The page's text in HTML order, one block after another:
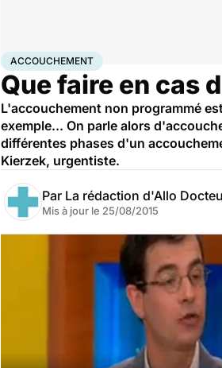
AccueilFamilleGrossesse
ACCOUCHEMENT
Que faire en cas
L'accouchement non programmé
exemple... On parle alors
différentes phases d'un
Kierzek, urgentiste.
Par La rédaction d'Allo
Mis à jour le 25/08/2015